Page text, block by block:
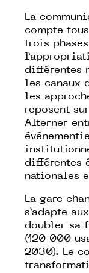
La
compte
trois
différentes
les canaux
les
reposent
Alterner
différentes
nationales
La gare
s’adapte
doubler sa
(120 000
2030). Le